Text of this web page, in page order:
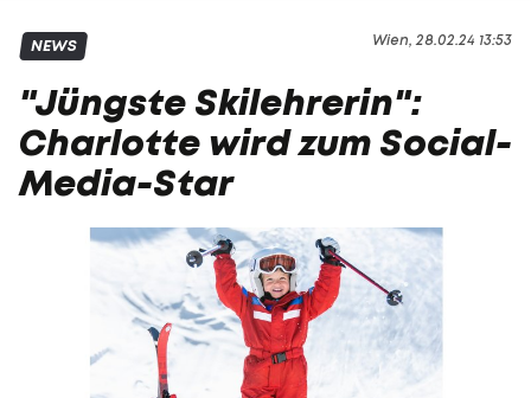
Wien, 28.02.24 13:53
NEWS
"Jüngste Skilehrerin":
Charlotte wird zum Social-
Media-Star